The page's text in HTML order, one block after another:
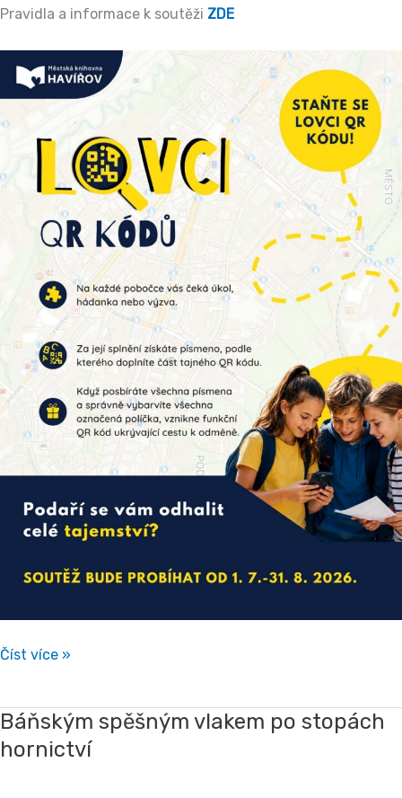
Pravidla a informace k soutěži ZDE
Číst více »
Báňským spěšným vlakem po stopách
hornictví
Báňským
spěšným